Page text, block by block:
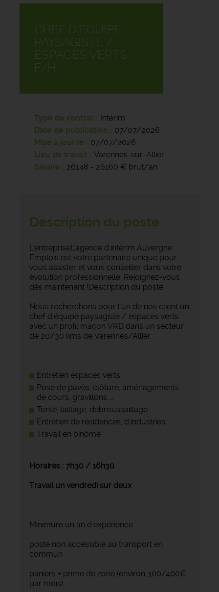
CHEF D'ÉQUIPE
PAYSAGISTE /
ESPACES VERTS
F/H
Type de contrat
Intérim
Date de publication
07/07/2026
Mise à jour le
07/07/2026
Lieu de travail
Varennes-sur-Allier
Salaire
26148 - 26160 € brut/an
Description du poste
L'entrepriseL'agence d'intérim Auvergne
Emplois est votre partenaire unique pour
vous assister et vous conseiller dans votre
évolution professionnelle. Rejoignez-vous
dès maintenant !Description du poste
Nous recherchons pour l'un de nos client un
chef d'équipe paysagiste / espaces verts
avec un profil maçon VRD dans un secteur
de 20/30 kms de Varennes/Allier.
Entretien espaces verts
Pose de pavés, clôture, aménagements
de cours, gravillons ...
Tonte, taillage, débroussaillage
Entretien de résidences, d'industries
Travail en binôme
Horaires : 7h30 / 16h30
Travail un vendredi sur deux
Minimum un an d'expérience
poste non accessible au transport en
commun
paniers + prime de zone (environ 300/400€
par mois)